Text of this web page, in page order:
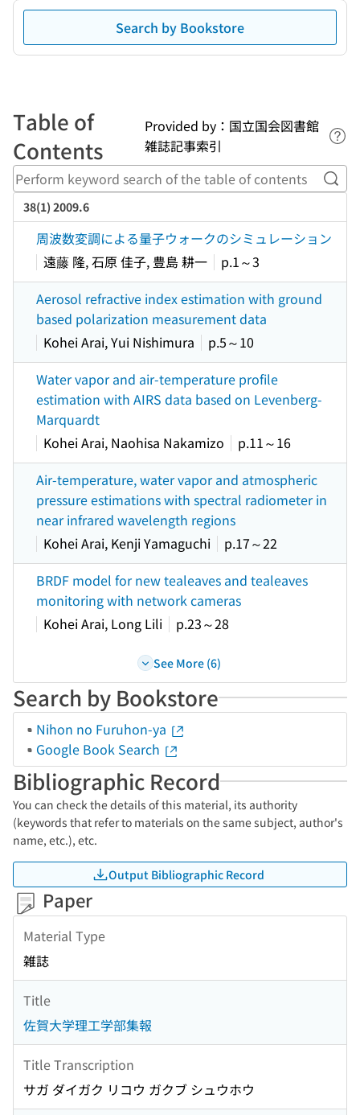
Search by Bookstore
Table of
Contents
Provided by：国立国会図書館
雑誌記事索引
38(1) 2009.6
周波数変調による量子ウォークのシミュレーション
遠藤 隆, 石原 佳子, 豊島 耕一
p.1～3
Aerosol refractive index estimation with ground
based polarization measurement data
Kohei Arai, Yui Nishimura
p.5～10
Water vapor and air-temperature profile
estimation with AIRS data based on Levenberg-
Marquardt
Kohei Arai, Naohisa Nakamizo
p.11～16
Air-temperature, water vapor and atmospheric
pressure estimations with spectral radiometer in
near infrared wavelength regions
Kohei Arai, Kenji Yamaguchi
p.17～22
BRDF model for new tealeaves and tealeaves
monitoring with network cameras
Kohei Arai, Long Lili
p.23～28
See More (6)
Search by Bookstore
Nihon no Furuhon-ya
Google Book Search
Bibliographic Record
You can check the details of this material, its authority
(keywords that refer to materials on the same subject, author's
name, etc.), etc.
Output Bibliographic Record
Paper
Material Type
雑誌
Title
佐賀大学理工学部集報
Title Transcription
サガ ダイガク リコウ ガクブ シュウホウ